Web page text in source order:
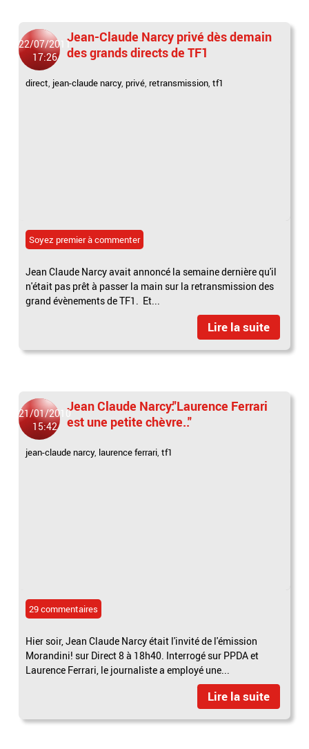
22/07/2011
17:26
Jean-Claude Narcy privé dès demain
des grands directs de TF1
direct, jean-claude narcy, privé, retransmission,tf1
Soyez premier à commenter
Jean Claude Narcy avait annoncé la semaine dernière qu'il
n'était pas prêt à passer la main sur la retransmission des
grand évènements de TF1. Et...
Lire la suite
21/01/2010
15:42
Jean Claude Narcy:"Laurence Ferrari
est une petite chèvre.."
jean-claude narcy, laurence ferrari,tf1
29 commentaires
Hier soir, Jean Claude Narcy était l'invité de l'émission
Morandini! sur Direct 8 à 18h40. Interrogé sur PPDA et
Laurence Ferrari, le journaliste a employé une...
Lire la suite